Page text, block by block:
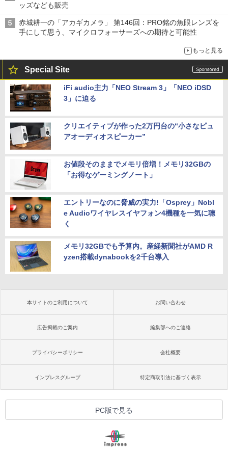
ッズなども販売
赤城耕一の「アカギカメラ」 第146回：PRO銘の魚眼レンズを
手にして思う、マイクロフォーサーズへの期待と可能性
もっと見る
Special Site
iFi audio主力「NEO Stream 3」「NEO iDSD
3」に迫る
クリエイティブが作った2万円台の“小さなピュ
アオーディオスピーカー”
お値段そのままでメモリ倍増！メモリ32GBの
「お得なゲーミングノート」
エントリーなのに脅威の実力!「Osprey」Nobl
e Audioワイヤレスイヤフォン4機種を一気に聴
く
メモリ32GBでも予算内。産経新聞社がAMD R
yzen搭載dynabookを2千台導入
本サイトのご利用について お問い合わせ
広告掲載のご案内 編集部へのご連絡
プライバシーポリシー 会社概要
インプレスグループ 特定商取引法に基づく表示
PC版で見る